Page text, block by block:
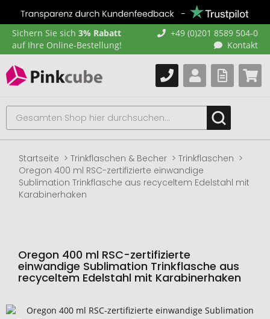
Sichern Sie sich 3% Rabatt
auf Ihre Online-Bestellung!
+49 (0)201 8589 504-0
Kontakt
Startseite Trinkflaschen & Becher
Trinkflaschen
Oregon 400 ml RSC-zertifizierte einwandige
Sublimation Trinkflasche aus recyceltem Edelstahl mit
Karabinerhaken
Oregon 400 ml RSC-zertifizierte
einwandige Sublimation Trinkflasche aus
recyceltem Edelstahl mit Karabinerhaken
Zum